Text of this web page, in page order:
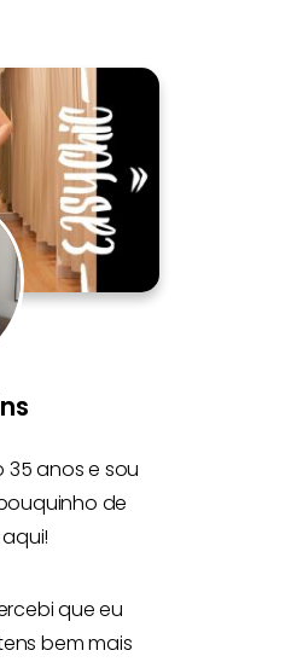
35 anos e sou
de
que eu
bem mais